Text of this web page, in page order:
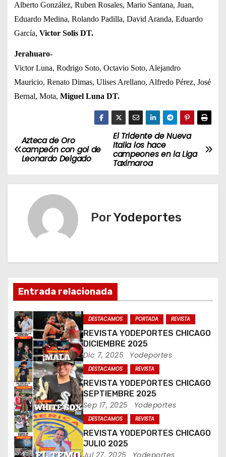
Alberto González, Ruben Rosales, Mario Santana, Juan,
Eduardo Medina, Rolando Padilla, David Aranda, Eduardo
García, Victor Solis DT.
Jerahuaro-
Victor Luna, Rodrigo Soto, Octavio Soto, Alejandro
Mauricio, Renato Dimas, Ulises Arellano, Alfredo Pérez, José
Bernal, Mota, Miguel Luna DT.
N
a
v
c
ó
n
d
e
e
n
t
El Tridente de Nueva
Italia los hace
campeones en la Liga
Taximaroa
Azteca de Oro
campeón con gol de
Leonardo Delgado
PorYodeportes
Entrada relacionada
DESTACAMOS PORTADA REVISTA
REVISTA YODEPORTES CHICAGO
DICIEMBRE 2025
Dic 7, 2025 Yodeportes
DESTACAMOS REVISTA
REVISTA YODEPORTES CHICAGO
SEPTIEMBRE 2025
Sep 17, 2025 Yodeportes
DESTACAMOS REVISTA
REVISTA YODEPORTES CHICAGO
JULIO 2025
Jul 27, 2025 Yodeportes